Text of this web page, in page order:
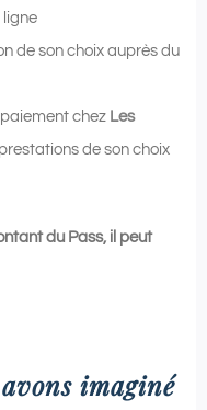
ligne
de son choix auprès du
paiement chez Les
de son choix
du Pass, il peut
imaginé